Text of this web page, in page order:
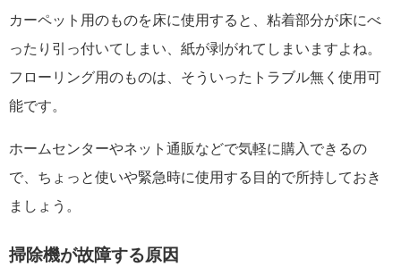
カーペット用のものを床に使用すると、粘着部分が床にべ
ったり引っ付いてしまい、紙が剥がれてしまいますよね。
フローリング用のものは、そういったトラブル無く使用可
能です。
ホームセンターやネット通販などで気軽に購入できるの
で、ちょっと使いや緊急時に使用する目的で所持しておき
ましょう。
掃除機が故障する原因